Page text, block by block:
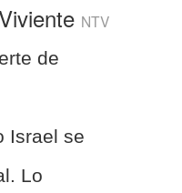
NTV
de
Israel se
Lo